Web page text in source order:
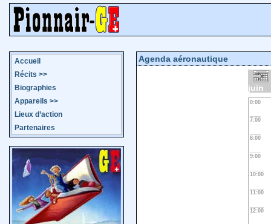
Accueil
Récits >>
Biographies
Appareils >>
Lieux d’action
Partenaires
Agenda aéronautique
juin
0:00
7:00
8:00
9:00
10:00
11:00
12:00